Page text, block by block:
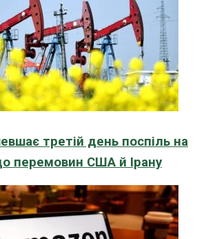
третій день поспіль на
перемовин США й Ірану